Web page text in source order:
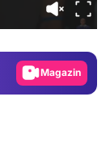
Gündem
Video